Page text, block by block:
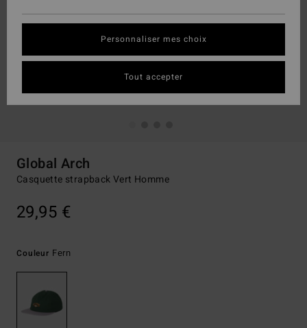
Global Arch
Casquette strapback Vert Homme
29,95 €
Couleur Fern
Personnaliser mes choix
Tout accepter